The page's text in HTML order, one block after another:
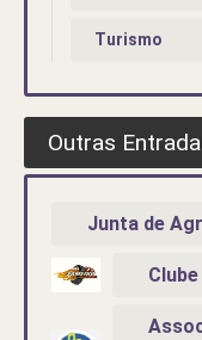
Turismo
Outras
Junta de